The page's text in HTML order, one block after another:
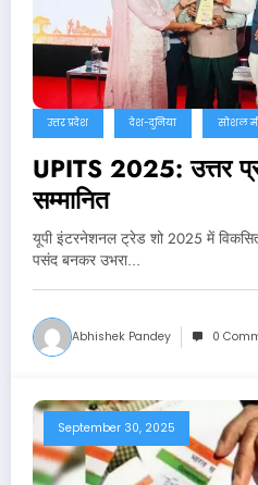
उत्तर प्रदेश देश-दुनिया सोशल
UPITS 2025: उत्तर
सम्मानित
यूपी इंटरनेशनल ट्रेड शो 2025 में
पसंद बनकर उभरा…
Abhishek Pandey 0
September 30, 2025